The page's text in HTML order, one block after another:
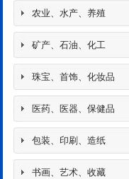
农业、水产、养殖
矿产、石油、化工
珠宝、首饰、化妆品
医药、医器、保健品
包装、印刷、造纸
书画、艺术、收藏